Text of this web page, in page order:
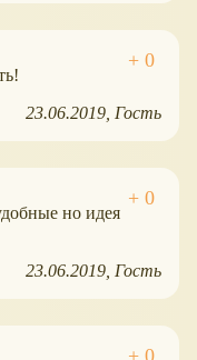
23.06.2019 Гость
но идея
23.06.2019 Гость